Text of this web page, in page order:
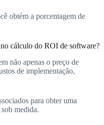
obtém a porcentagem de
cálculo do ROI de software?
não apenas o preço de
de implementação,
para obter uma
medida.